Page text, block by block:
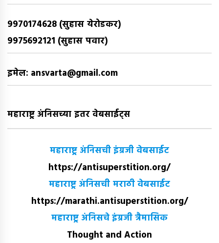
9970174628 (सुहास येरोडकर)
9975692121 (सुहास पवार)
इमेल: ansvarta@gmail.com
महाराष्ट्र अंनिसच्या इतर वेबसाईट्स
महाराष्ट्र अंनिसची इंग्रजी वेबसाईट
https://antisuperstition.org/
महाराष्ट्र अंनिसची मराठी वेबसाईट
https://marathi.antisuperstition.org/
महाराष्ट्र अंनिसचे इंग्रजी त्रैमासिक
Thought and Action